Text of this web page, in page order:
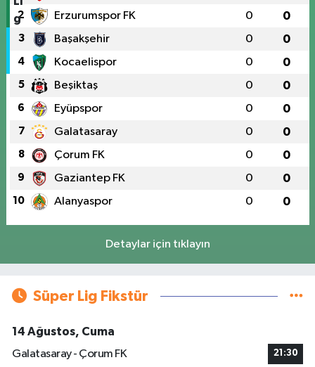
2 Erzurumspor FK 0 0
3 Başakşehir 0 0
4 Kocaelispor 0 0
5 Beşiktaş 0 0
6 Eyüpspor 0 0
7 Galatasaray 0 0
8 Çorum FK 0 0
9 Gaziantep FK 0 0
10 Alanyaspor 0 0
Detaylar için tıklayın
Süper Lig Fikstür
14 Ağustos, Cuma
Galatasaray - Çorum FK
21:30